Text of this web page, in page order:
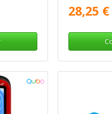
28,25 €